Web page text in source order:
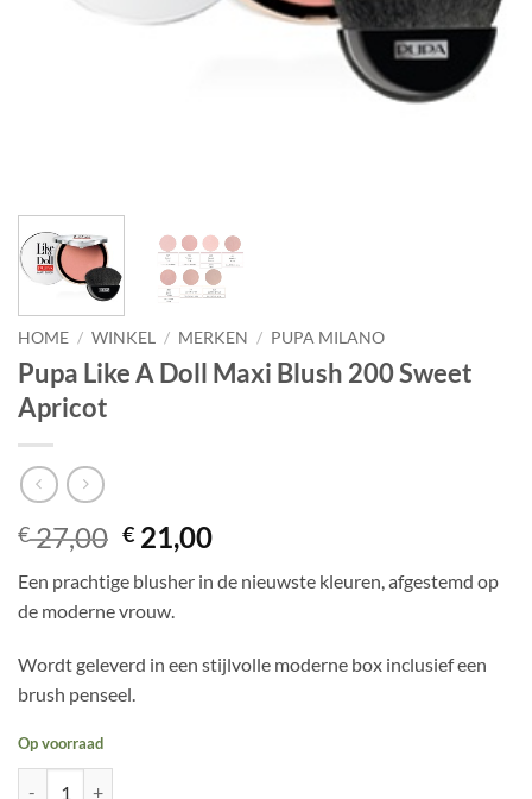
HOME / WINKEL / MERKEN / PUPA MILANO
Pupa Like A Doll Maxi Blush 200 Sweet
Apricot
€27,00 Oorspronkelijke
prijs
was:
€ 27,00.
€ 21,00Huidige
is:
Een prachtige blusher in de nieuwste kleuren, afgestemd op
de moderne vrouw.
Wordt geleverd in een stijlvolle moderne box inclusief een
brush penseel.
Op voorraad